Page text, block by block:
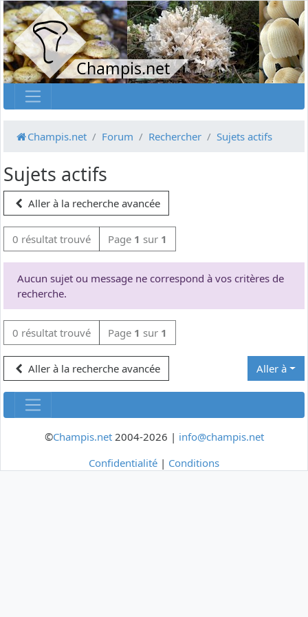
Champis.net
Champis.net Forum Rechercher Sujets actifs
Sujets actifs
Aller à la recherche avancée
0 résultat trouvé Page 1 sur 1
Aucun sujet ou message ne correspond à vos critères de
recherche.
0 résultat trouvé Page 1 sur 1
Aller à la recherche avancée Aller à
©Champis.net2004-2026 | info@champis.net
Confidentialité | Conditions